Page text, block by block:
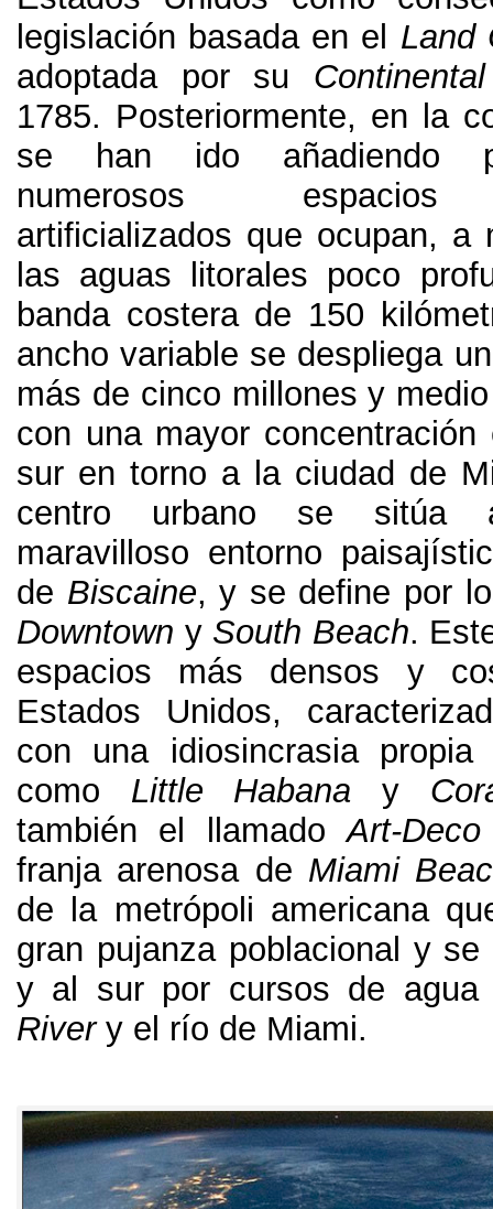
legislación basada en el Land
adoptada por su
1785. Posteriormente, en la
se han ido añadiendo
numerosos espacios
artificializados que ocupan, a
las aguas litorales poco
banda costera de 150
ancho variable se despliega
más de cinco millones y
con una mayor
sur en torno a la ciudad de
centro urbano se sitúa
maravilloso entorno
de Biscaine,y se define por
Downtown y South Beach.
espacios más densos y
Estados Unidos,
con una idiosincrasia propia
como
Little Habana y
también el llamado Art-
franja arenosa de Miami
de la metrópoli americana
gran pujanza poblacional y
y al sur por cursos de agua
River y el río de Miami.